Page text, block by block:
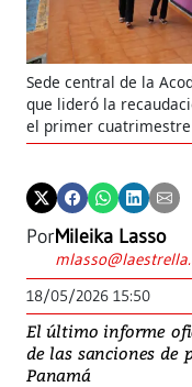
Sede central de la
que lideró la
el primer cuatrimestre
PorMileika Lasso
18/05/2026 15:50
El último informe
de las sanciones de
Panamá